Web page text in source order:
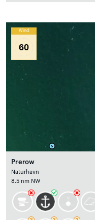
Wind
60
Prerow
Naturhavn
8.5 nm NW